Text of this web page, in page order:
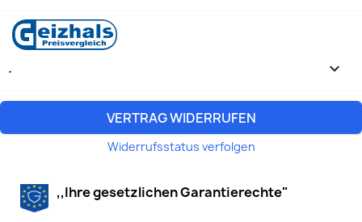
. keyboard_arrow_down
VERTRAG WIDERRUFEN
Widerrufsstatus verfolgen
,,Ihre gesetzlichen Garantierechte"